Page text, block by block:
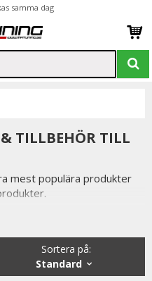
samma dag
TILLBEHÖR TILL
mest populära produkter
eller inte hittar i vårt
Sortera på:
Standard